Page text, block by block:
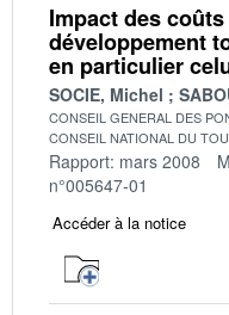
Impact des
développement
en particulier
SOCIE, Michel
CONSEIL GENERAL DES
CONSEIL NATIONAL DU
Rapport: mars 2008
n°005647-01
Accéder à la notice